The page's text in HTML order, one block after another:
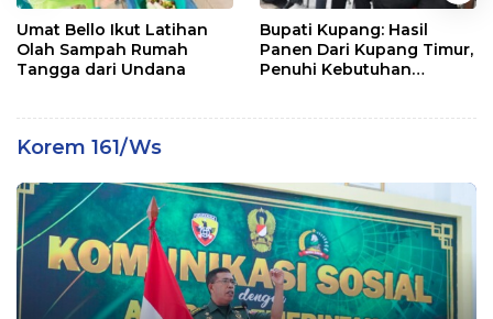
Umat Bello Ikut Latihan
Olah Sampah Rumah
Tangga dari Undana
Bupati Kupang: Hasil
Panen Dari Kupang Timur,
Penuhi Kebutuhan
Korem 161/Ws